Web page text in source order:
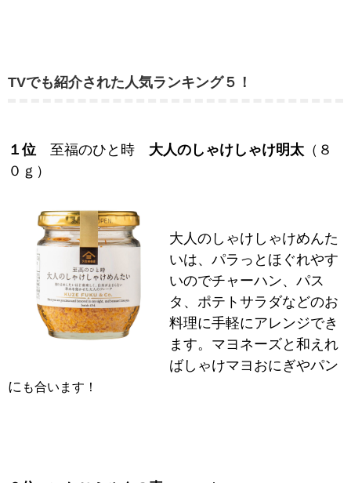
TVでも紹介された人気ランキング５！
１位 至福のひと時 大人のしゃけしゃけ明太 （８
０ｇ）
大人のしゃけしゃけめんた
いは、パラっとほぐれやす
いのでチャーハン、パス
タ、ポテトサラダなどのお
料理に手軽にアレンジでき
ます。マヨネーズと和えれ
ばしゃけマヨおにぎやパン
に も合います！